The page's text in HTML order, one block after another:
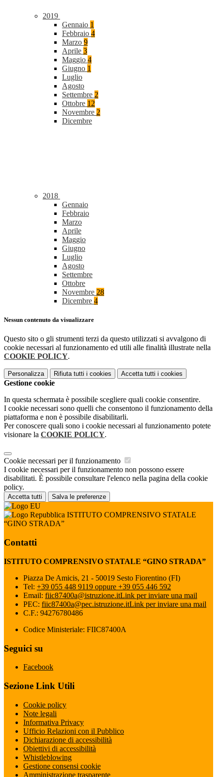
2019
Gennaio 1
Febbraio 4
Marzo 9
Aprile 3
Maggio 4
Giugno 1
Luglio
Agosto
Settembre 2
Ottobre 12
Novembre 2
Dicembre
2018
Gennaio
Febbraio
Marzo
Aprile
Maggio
Giugno
Luglio
Agosto
Settembre
Ottobre
Novembre 28
Dicembre 4
Nessun contenuto da visualizzare
Questo sito o gli strumenti terzi da questo utilizzati si avvalgono di
cookie necessari al funzionamento ed utili alle finalità illustrate nella
COOKIE POLICY.
Personalizza Rifiuta tutti i cookies Accetta tutti i cookies
Gestione cookie
In questa schermata è possibile scegliere quali cookie consentire.
I cookie necessari sono quelli che consentono il funzionamento della
piattaforma e non è possibile disabilitarli.
Per conoscere quali sono i cookie necessari al funzionamento potete
visionare la COOKIE POLICY.
Cookie necessari per il funzionamento
I cookie necessari per il funzionamento non possono essere
disabilitati. È possibile consultare l'elenco nella pagina della cookie
policy.
Accetta tutti Salva le preferenze
ISTITUTO COMPRENSIVO STATALE
“GINO STRADA”
Contatti
ISTITUTO COMPRENSIVO STATALE “GINO STRADA”
Piazza De Amicis, 21 - 50019 Sesto Fiorentino (FI)
Tel: +39 055 448 9119 oppure +39 055 446 592
Email: fiic87400a@istruzione.itLink per inviare una mail
PEC: fiic87400a@pec.istruzione.itLink per inviare una mail
C.F.: 94276780486
Codice Ministeriale: FIIC87400A
Seguici su
Facebook
Sezione Link Utili
Cookie policy
Note legali
Informativa Privacy
Ufficio Relazioni con il Pubblico
Dichiarazione di accessibilità
Obiettivi di accessibilità
Whistleblowing
Gestione consensi cookie
Amministrazione trasparente